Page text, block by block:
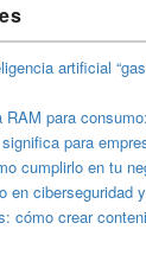
artificial
para
para
cumplirlo en tu
en ciberseguridad
cómo crear